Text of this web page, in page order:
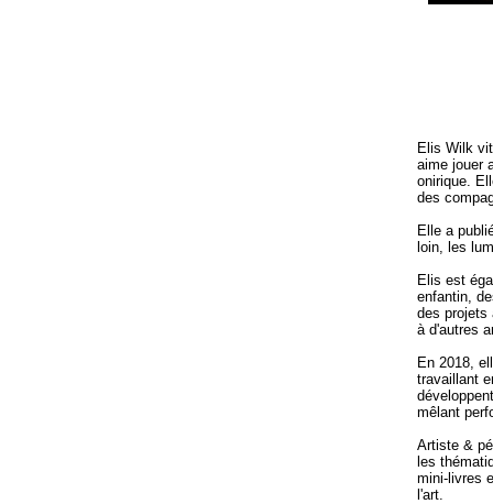
Elis Wilk
aime jouer
onirique.
des
Elle a
loin, les
Elis est
enfantin,
des projets
à d'autres
En 2018,
travaillant
mêlant
Artiste &
les
mini-livres
l'art.